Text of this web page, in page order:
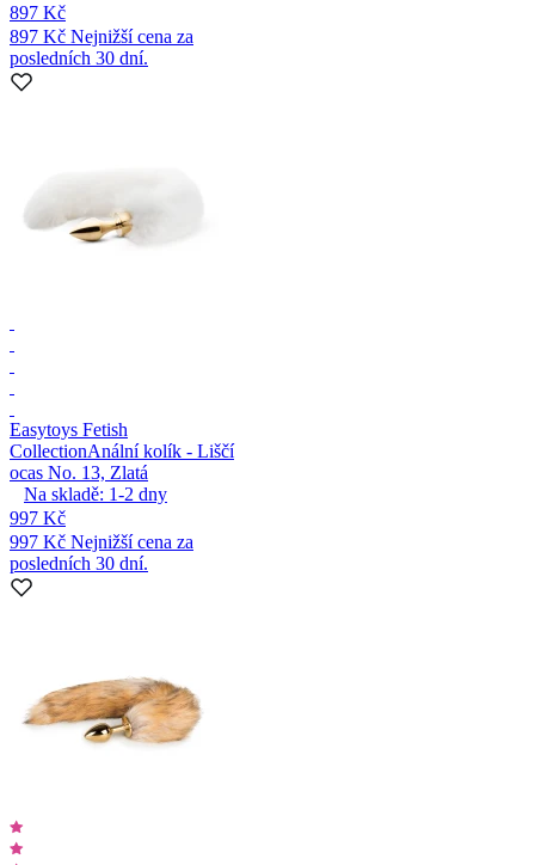
897 Kč
897 Kč Nejnižší cena za
posledních 30 dní.
Easytoys Fetish
CollectionAnální kolík - Liščí
ocas No. 13, Zlatá
Na skladě: 1-2 dny
997 Kč
997 Kč Nejnižší cena za
posledních 30 dní.